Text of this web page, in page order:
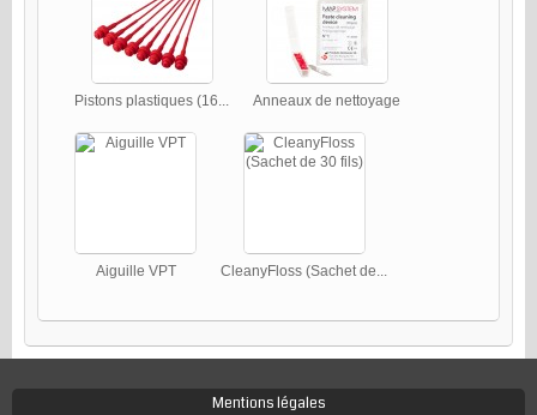
Pistons plastiques (16... Anneaux de nettoyage
Aiguille VPT CleanyFloss (Sachet de...
Mentions légales